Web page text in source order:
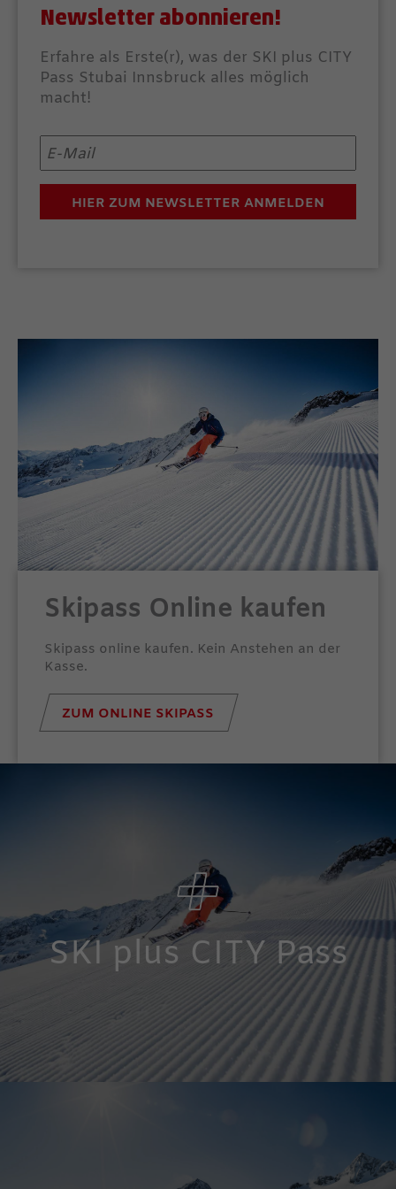
Newsletter abonnieren!
Erfahre als Erste(r), was der SKI plus CITY
Pass Stubai Innsbruck alles möglich
macht!
Skipass Online kaufen
Skipass online kaufen. Kein Anstehen an der
Kasse.
ZUM ONLINE SKIPASS
SKI plus CITY Pass